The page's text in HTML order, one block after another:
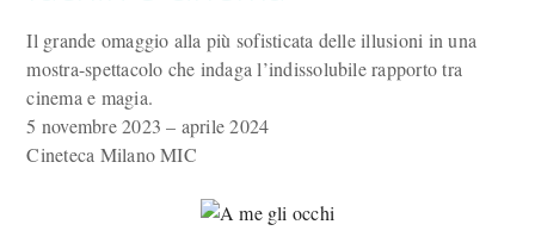
Il grande omaggio alla più sofisticata delle illusioni in una
mostra-spettacolo che indaga l’indissolubile rapporto tra
cinema e magia.
5 novembre 2023 – aprile 2024
Cineteca Milano MIC